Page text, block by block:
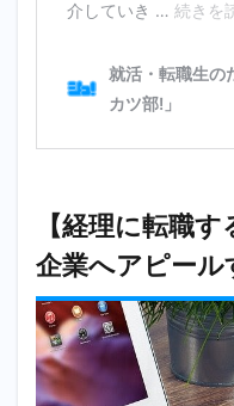
【経理
採用者
が見る
ポイン
成し遂
か
4
【あな
たのス
キルや
経験を
【経理に転職
企業へアピール